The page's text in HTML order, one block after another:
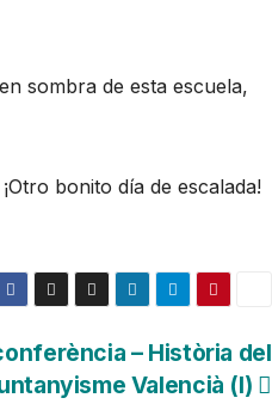
sombra de esta escuela,
bonito día de escalada!
– Història del
Valencià (I)